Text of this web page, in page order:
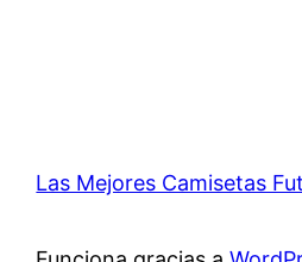
Las Mejores Camisetas